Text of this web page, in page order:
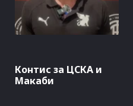
Контис за ЦСКА и
Макаби